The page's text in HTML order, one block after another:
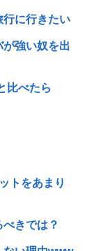
行に行きたい
強い奴を出
比べたら
トをあまり
きでは？